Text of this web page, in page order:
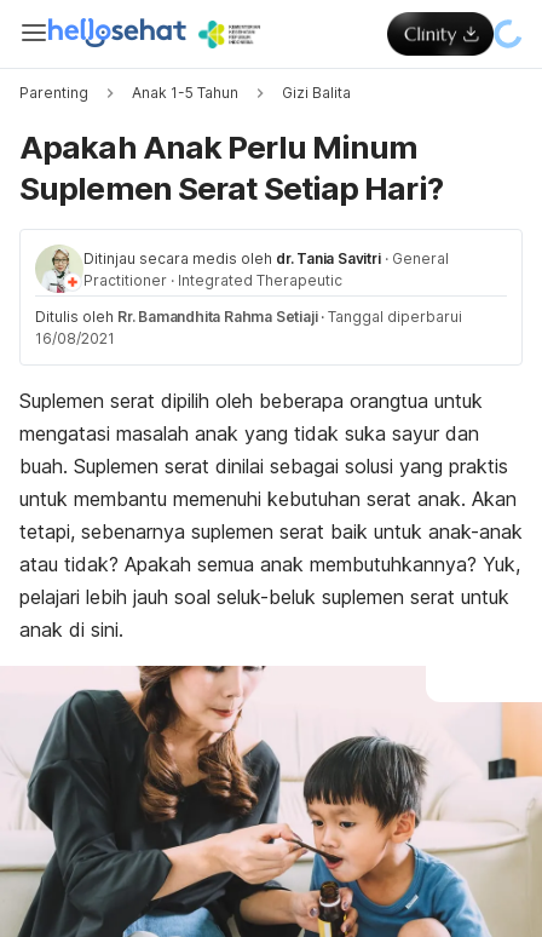
Parenting Anak 1-5 Tahun Gizi Balita
Apakah Anak Perlu Minum
Suplemen Serat Setiap Hari?
Ditinjau secara medis oleh dr. Tania Savitri · General
Practitioner · Integrated Therapeutic
Ditulis oleh Rr. Bamandhita Rahma Setiaji · Tanggal diperbarui
16/08/2021
Suplemen serat dipilih oleh beberapa orangtua untuk
mengatasi masalah anak yang tidak suka sayur dan
buah. Suplemen serat dinilai sebagai solusi yang praktis
untuk membantu memenuhi kebutuhan serat anak. Akan
tetapi, sebenarnya suplemen serat baik untuk anak-anak
atau tidak? Apakah semua anak membutuhkannya? Yuk,
pelajari lebih jauh soal seluk-beluk suplemen serat untuk
anak di sini.